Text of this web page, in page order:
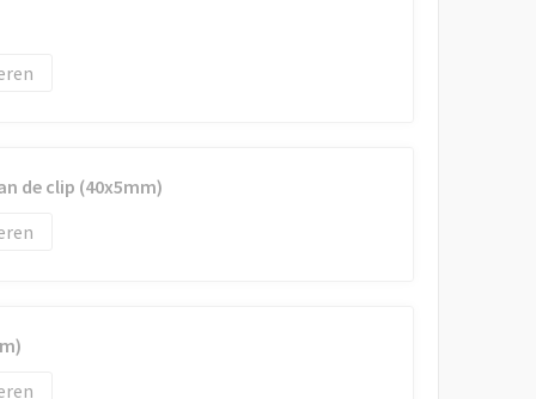
de clip (40x5mm)